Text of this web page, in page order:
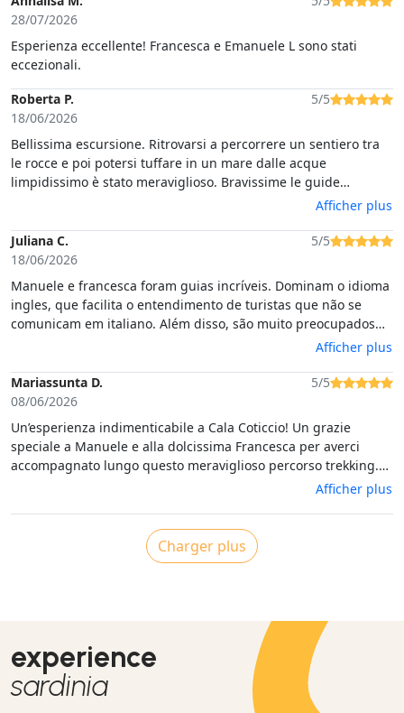
28/07/2026
Esperienza eccellente! Francesca e Emanuele L sono stati
eccezionali.
Roberta P.
18/06/2026
5/5
Bellissima escursione. Ritrovarsi a percorrere un sentiero tra
le rocce e poi potersi tuffare in un mare dalle acque
limpidissimo è stato meraviglioso. Bravissime le guide
Manuele e Francesca. Top l'aperitivo con prodotti sardi in
Afficher plus
Juliana C.
18/06/2026
5/5
Manuele e francesca foram guias incríveis. Dominam o idioma
ingles, que facilita o entendimento de turistas que não se
comunicam em italiano. Além disso, são muito preocupados
com a nossa segurança durante a trilha. Fazem questão de
autentica. A trilha é em sua maioria de nivel facil, com exceção
de um pequeno trecho que é preciso usar a corda. Ao final da
trilha, chegamos a praia maravilhosa e exclusiva para nosso
grupo.
Afficher plus
Mariassunta D.
08/06/2026
5/5
Un’esperienza indimenticabile a Cala Coticcio! Un grazie
speciale a Manuele e alla dolcissima Francesca per averci
accompagnato lungo questo meraviglioso percorso trekking.
La loro preparazione, la profonda conoscenza del territorio e la
sentiti a casa, come in compagnia di un gruppo di amici. Il
trekking è stato organizzato alla perfezione!
Afficher plus
Charger plus
experience
sardinia